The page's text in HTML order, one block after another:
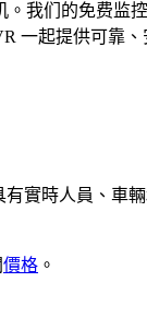
。我们的免费
一起提供可靠、
實時人員、車
價格 。